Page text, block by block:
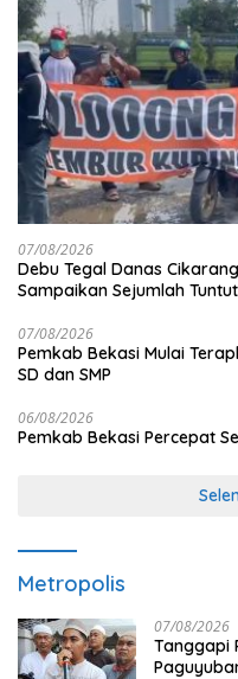
07/08/2026
Debu Tegal Danas
Sampaikan Sejumlah
07/08/2026
Pemkab Bekasi Mulai
SD dan SMP
06/08/2026
Pemkab Bekasi Percepat
Metropolis
07/08/2026
Tanggapi